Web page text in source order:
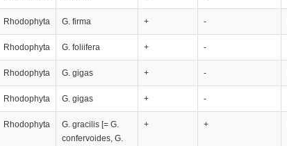
Rhodophyta G. firma + -
Rhodophyta G. foliifera + -
Rhodophyta G. gigas + -
Rhodophyta G. gigas + -
Rhodophyta
G. gracilis [= G.
confervoides, G.
+ +